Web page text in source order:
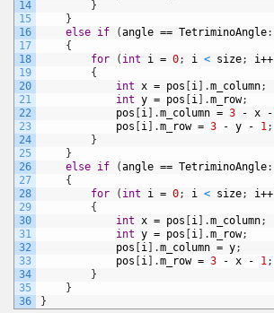
14
15
16
17
18
19
20
21
22
23
24
25
26
27
28
29
30
31
32
33
34
35
36
}
}
else if (angle == TetriminoAngle:
{
for
( int i = 0; i < size; i++
{
int x = pos i .m_column;
int y = pos i .m_row;
pos
i .m_column = 3 - x -
pos
i .m_row = 3 - y - 1;
}
}
else if (angle == TetriminoAngle:
{
for
( int i = 0; i < size; i++
{
int x = pos i .m_column;
int y = pos i .m_row;
pos
i .m_column = y;
pos
i .m_row = 3 - x - 1;
}
}
}